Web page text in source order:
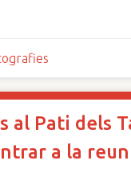
al Pati dels
a la